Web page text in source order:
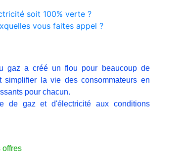
soit 100% verte ?
vous faites appel ?
gaz a créé un flou pour beaucoup de
simplifier la vie des consommateurs en
pour chacun.
de gaz et d'électricité aux conditions
offres